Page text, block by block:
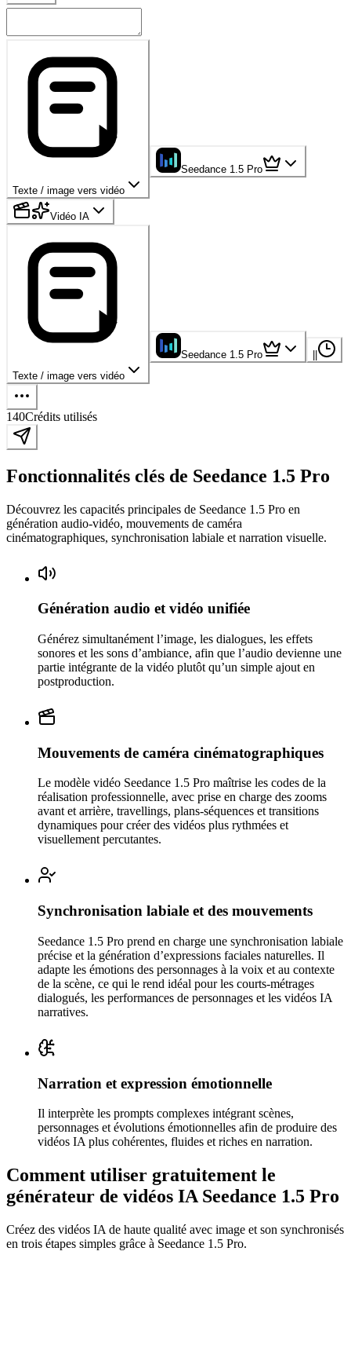
Texte / image vers vidéo
Seedance 1.5 Pro
Vidéo IA
Texte / image vers vidéo
Seedance 1.5 Pro ||
140Crédits utilisés
Fonctionnalités clés de Seedance 1.5 Pro
Découvrez les capacités principales de Seedance 1.5 Pro en
génération audio-vidéo, mouvements de caméra
cinématographiques, synchronisation labiale et narration visuelle.
Génération audio et vidéo unifiée
Générez simultanément l’image, les dialogues, les effets
sonores et les sons d’ambiance, afin que l’audio devienne une
partie intégrante de la vidéo plutôt qu’un simple ajout en
postproduction.
Mouvements de caméra cinématographiques
Le modèle vidéo Seedance 1.5 Pro maîtrise les codes de la
réalisation professionnelle, avec prise en charge des zooms
avant et arrière, travellings, plans-séquences et transitions
dynamiques pour créer des vidéos plus rythmées et
visuellement percutantes.
Synchronisation labiale et des mouvements
Seedance 1.5 Pro prend en charge une synchronisation labiale
précise et la génération d’expressions faciales naturelles. Il
adapte les émotions des personnages à la voix et au contexte
de la scène, ce qui le rend idéal pour les courts-métrages
dialogués, les performances de personnages et les vidéos IA
narratives.
Narration et expression émotionnelle
Il interprète les prompts complexes intégrant scènes,
personnages et évolutions émotionnelles afin de produire des
vidéos IA plus cohérentes, fluides et riches en narration.
Comment utiliser gratuitement le
générateur de vidéos IA Seedance 1.5 Pro
Créez des vidéos IA de haute qualité avec image et son synchronisés
en trois étapes simples grâce à Seedance 1.5 Pro.